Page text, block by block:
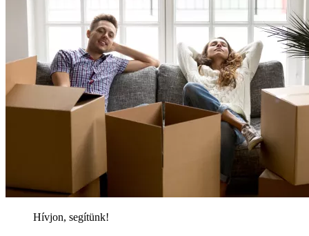
Hívjon, segítünk!